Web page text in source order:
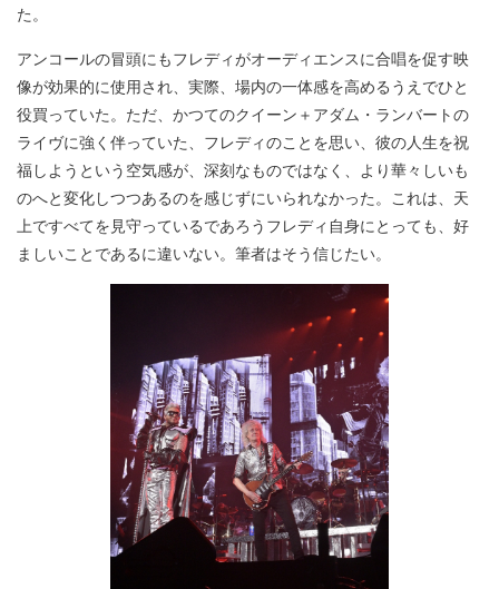
た。
アンコールの冒頭にもフレディがオーディエンスに合唱を促す映
像が効果的に使用され、実際、場内の一体感を高めるうえでひと
役買っていた。ただ、かつてのクイーン＋アダム・ランバートの
ライヴに強く伴っていた、フレディのことを思い、彼の人生を祝
福しようという空気感が、深刻なものではなく、より華々しいも
のへと変化しつつあるのを感じずにいられなかった。これは、天
上ですべてを見守っているであろうフレディ自身にとっても、好
ましいことであるに違いない。筆者はそう信じたい。